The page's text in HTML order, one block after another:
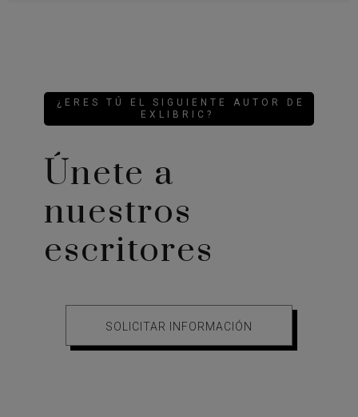
¿ERES TÚ EL SIGUIENTE AUTOR DE
EXLIBRIC?
Únete a
nuestros
escritores
SOLICITAR INFORMACIÓN